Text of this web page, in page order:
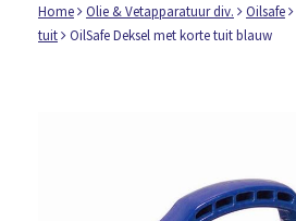
Home Olie & Vetapparatuur div. Oilsafe
tuit
OilSafe Deksel met korte tuit blauw